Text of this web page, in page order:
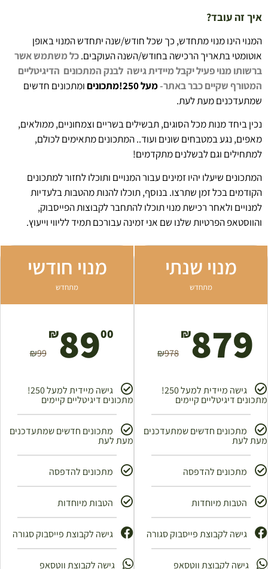
איך זה עובד?
המנוי הינו מנוי מתחדש, כך שכל חודש/שנה יתחדש המנוי באופן
אוטומטי בתאריך הרכישה בחודש/השנה העוקבים.כל משתמש אשר
ברשותו מנוי פעיל יקבל מיידית גישה לבנק המתכונים הדיגיטליים
המטורףשקיים כבר באתר-מעל 250!מתכונים
ומתכונים חדשים
שמתעדכנים מעת לעת.
נכין ביחד מנות מכל הסוגים, תבשילים בשריים וצמחוניים, ממולאים,
מאפים, נגע במטבחים שונים ועוד.. המתכונים מתאימים לכולם,
למתחילים וגם לבשלנים מתקדמים!
המתכונים שיעלו יהיו זמינים עבור המנויים ותוכלו לחזור למתכונים
הקודמים בכל זמן שתרצו. בנוסף, תוכלו להנות מהטבות בלעדיות
למנויים ולאחר רכישת מנוי תוכלו להתחבר לקבוצות הפייסבוק,
והווסטאפ הפרטיות שלנו שם אני זמינה עבורכם תמיד לליווי וייעוץ.
מנוי שנתי
מתחדש
₪978
₪879
גישה מיידית למעל 250!
מתכונים דיגיטליים קיימים
מתכונים חדשים שמתעדכנים
מעת לעת
מתכונים להדפסה
הטבות מיוחדות
גישה לקבוצת פייסבוק סגורה
גישה לקבוצת ווטסאפ
מנוי חודשי
מתחדש
₪99
₪8900
גישה מיידית למעל 250!
מתכונים דיגיטליים קיימים
מתכונים חדשים שמתעדכנים
מעת לעת
מתכונים להדפסה
הטבות מיוחדות
גישה לקבוצת פייסבוק סגורה ​
גישה לקבוצת ווטסאפ